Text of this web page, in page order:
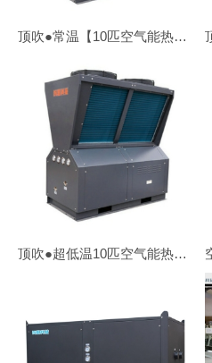
顶吹●常温【10匹空气能热水机】ZN-KFDX/V-100Ⅱ
顶吹●超低温10匹空气能热水机ZN-DKFDX-100Ⅱ